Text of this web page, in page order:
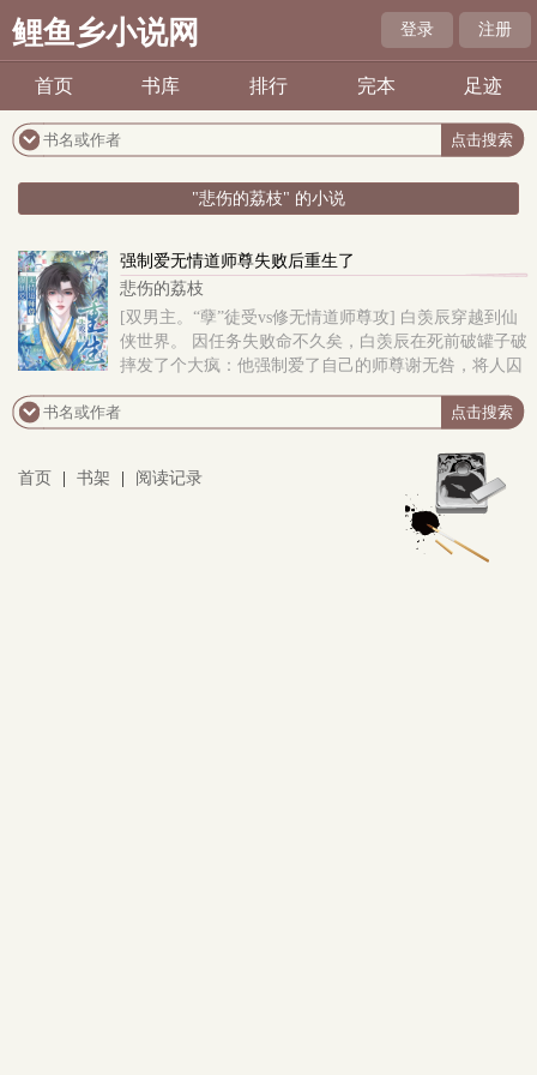
鲤鱼乡小说网 登录 注册
首页 书库 排行 完本 足迹
"悲伤的荔枝" 的小说
强制爱无情道师尊失败后重生了
悲伤的荔枝
[双男主。“孽”徒受vs修无情道师尊攻] 白羡辰穿越到仙
侠世界。 因任务失败命不久矣，白羡辰在死前破罐子破
摔发了个大疯：他强制爱了自己的师尊谢无咎，将人囚
首页 书架 阅读记录